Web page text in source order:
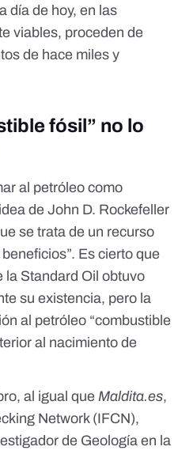
día de hoy, en las
viables, proceden de
de hace miles y
fósil” no lo
al petróleo como
de John D. Rockefeller
se trata de un recurso
Es cierto que
la Standard Oil obtuvo
su existencia, pero la
al petróleo “combustible
al nacimiento de
al igual que Maldita.es,
Network (IFCN),
de Geología en la